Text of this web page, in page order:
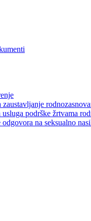
podrške žrtvama
na seksualno